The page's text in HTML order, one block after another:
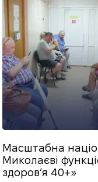
Масштабна
Миколаєві
здоровʼя 40+»